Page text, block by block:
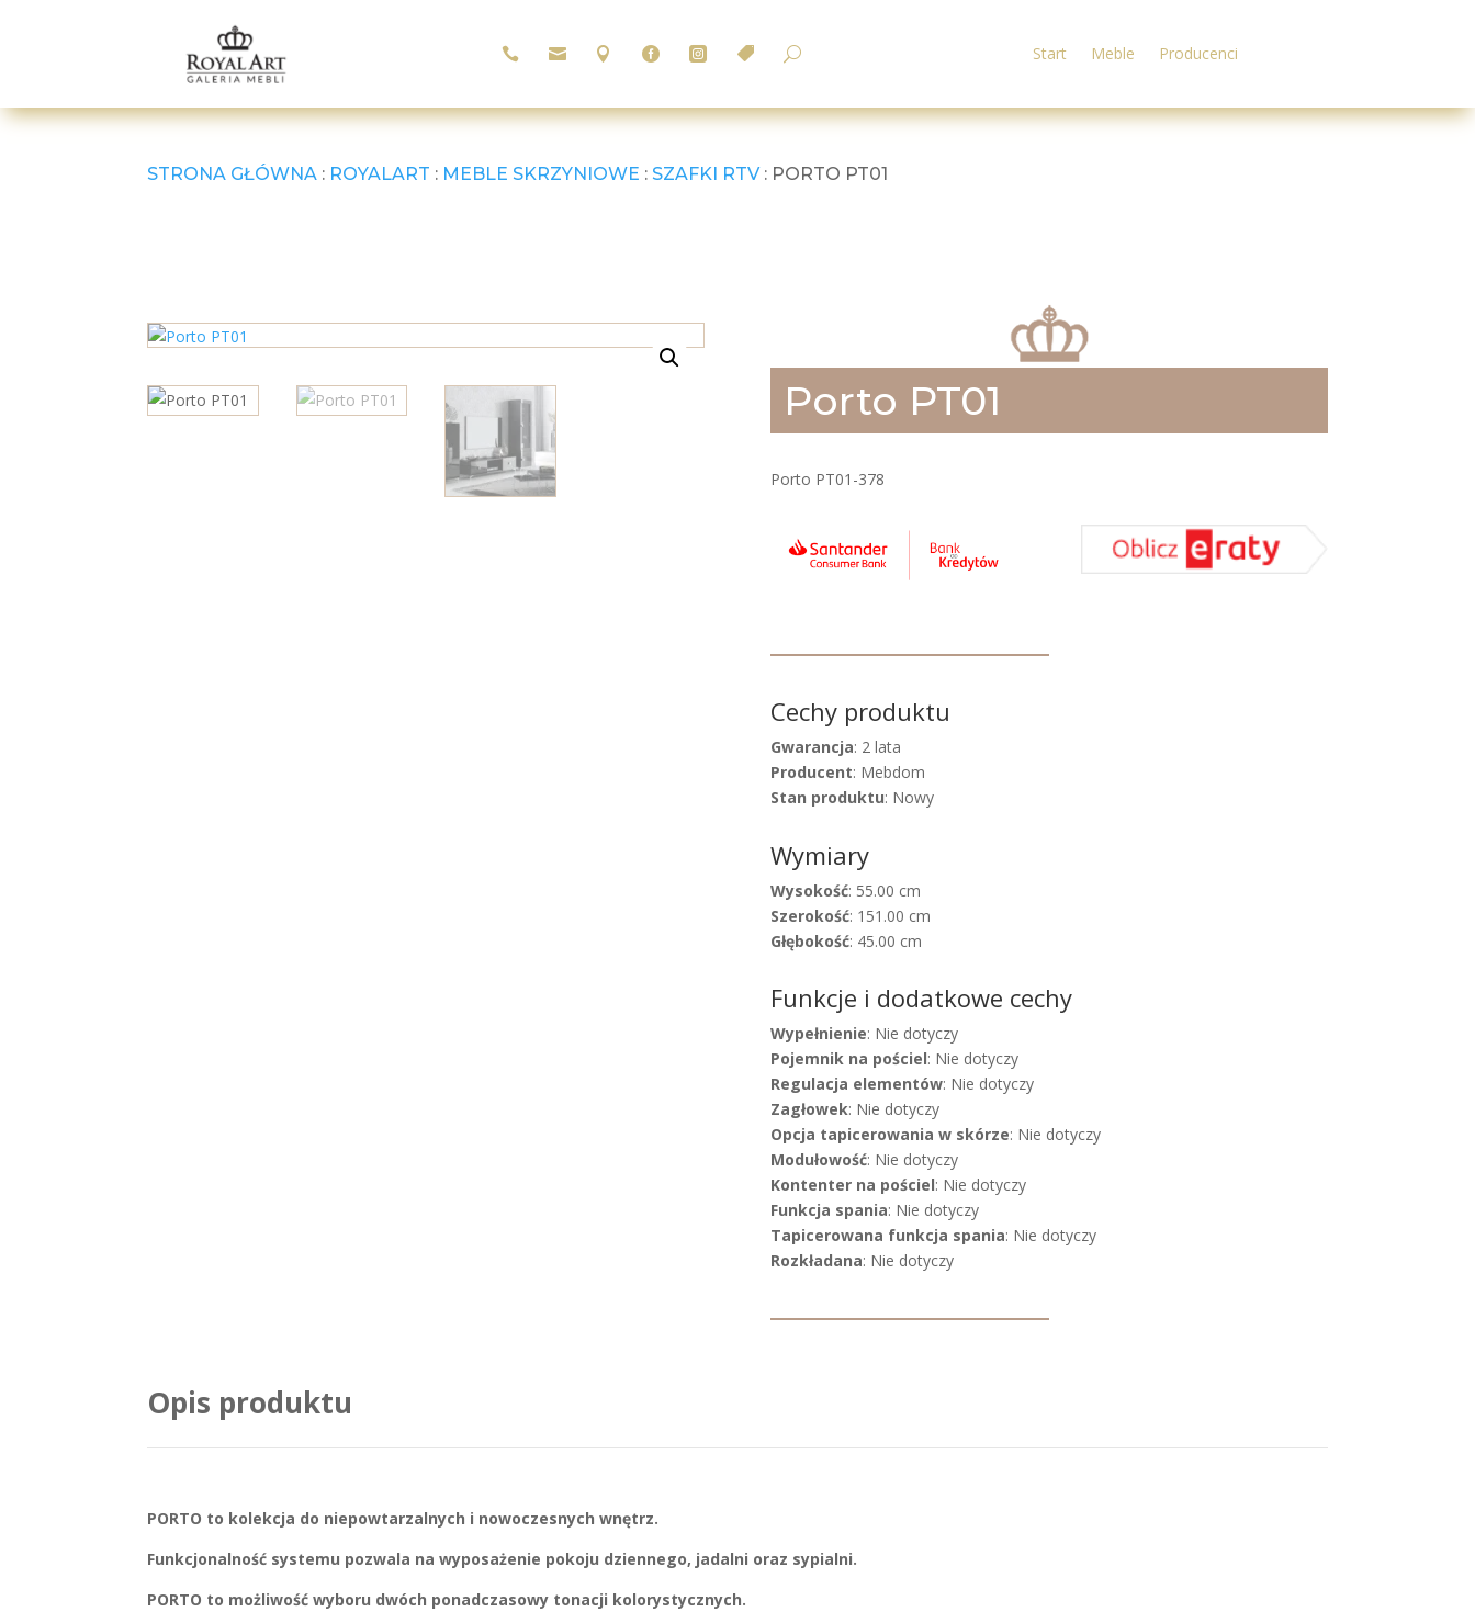
      U Start Meble Producenci
STRONA GŁÓWNA : ROYALART : MEBLE SKRZYNIOWE : SZAFKI RTV: PORTO PT01
Porto PT01
Porto PT01-378
Cechy produktu
Gwarancja: 2 lata
Producent: Mebdom
Stan produktu: Nowy
Wymiary
Wysokość: 55.00 cm
Szerokość: 151.00 cm
Głębokość: 45.00 cm
Funkcje i dodatkowe cechy
Wypełnienie: Nie dotyczy
Pojemnik na pościel: Nie dotyczy
Regulacja elementów: Nie dotyczy
Zagłowek: Nie dotyczy
Opcja tapicerowania w skórze: Nie dotyczy
Modułowość: Nie dotyczy
Kontenter na pościel: Nie dotyczy
Funkcja spania: Nie dotyczy
Tapicerowana funkcja spania: Nie dotyczy
Rozkładana: Nie dotyczy
Opis produktu
PORTO to kolekcja do niepowtarzalnych i nowoczesnych wnętrz.
Funkcjonalność systemu pozwala na wyposażenie pokoju dziennego, jadalni oraz sypialni.
PORTO to możliwość wyboru dwóch ponadczasowy tonacji kolorystycznych.